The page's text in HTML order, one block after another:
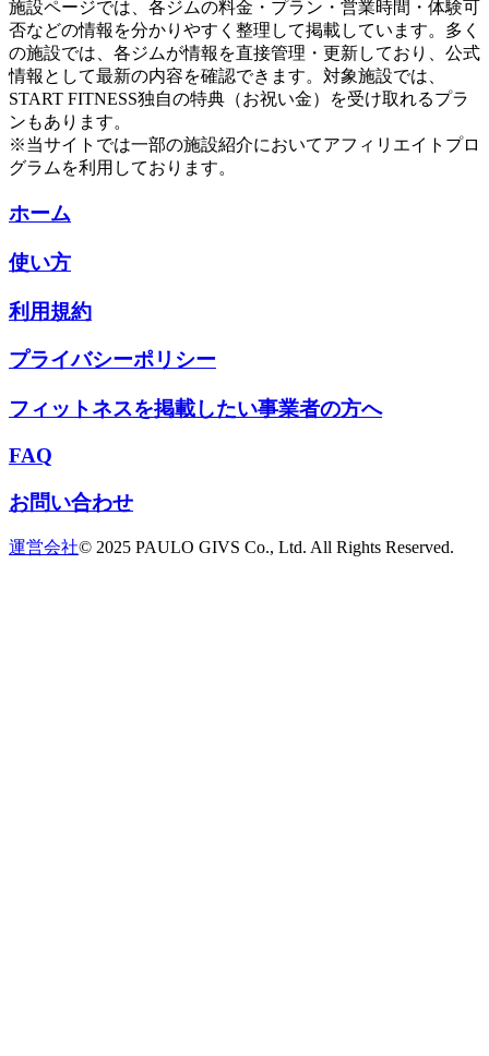
施設ページでは、各ジムの料金・プラン・営業時間・体験可
否などの情報を分かりやすく整理して掲載しています。多く
の施設では、各ジムが情報を直接管理・更新しており、公式
情報として最新の内容を確認できます。対象施設では、
START FITNESS独自の特典（お祝い金）を受け取れるプラ
ンもあります。
※当サイトでは一部の施設紹介においてアフィリエイトプロ
グラムを利用しております。
ホーム
使い方
利用規約
プライバシーポリシー
フィットネスを掲載したい事業者の方へ
FAQ
お問い合わせ
運営会社© 2025 PAULO GIVS Co., Ltd. All Rights Reserved.